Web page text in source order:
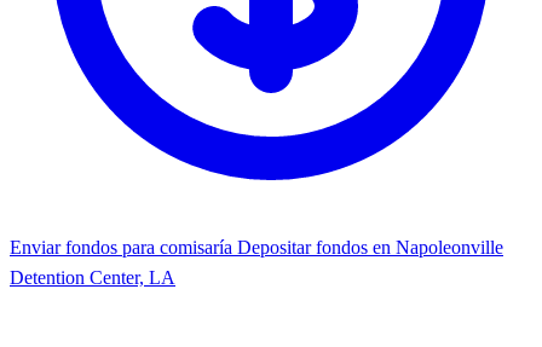
Enviar fondos para comisaría Depositar fondos en Napoleonville
Detention Center, LA